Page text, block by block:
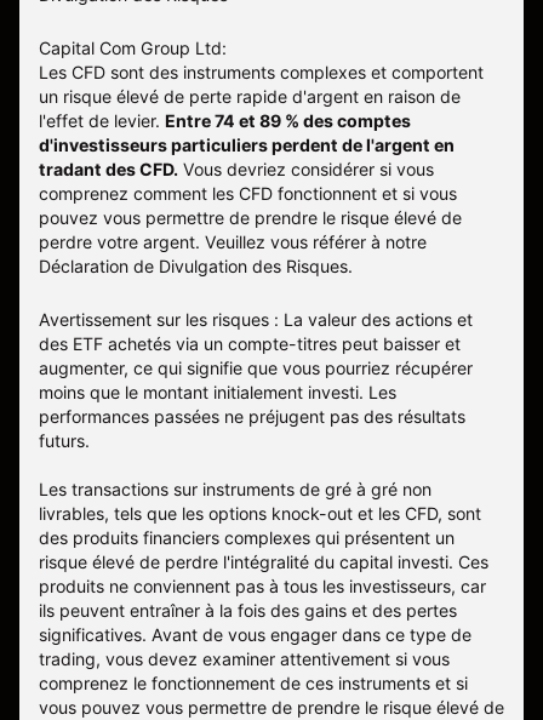
Capital Com Group Ltd:
Les CFD sont des instruments complexes et comportent
un risque élevé de perte rapide d'argent en raison de
l'effet de levier. Entre 74 et 89 % des comptes
d'investisseurs particuliers perdent de l'argent en
tradant des CFD. Vous devriez considérer si vous
comprenez comment les CFD fonctionnent et si vous
pouvez vous permettre de prendre le risque élevé de
perdre votre argent. Veuillez vous référer à notre
Déclaration de Divulgation des Risques.
Avertissement sur les risques : La valeur des actions et
des ETF achetés via un compte-titres peut baisser et
augmenter, ce qui signifie que vous pourriez récupérer
moins que le montant initialement investi. Les
performances passées ne préjugent pas des résultats
futurs.
Les transactions sur instruments de gré à gré non
livrables, tels que les options knock-out et les CFD, sont
des produits financiers complexes qui présentent un
risque élevé de perdre l'intégralité du capital investi. Ces
produits ne conviennent pas à tous les investisseurs, car
ils peuvent entraîner à la fois des gains et des pertes
significatives. Avant de vous engager dans ce type de
trading, vous devez examiner attentivement si vous
comprenez le fonctionnement de ces instruments et si
vous pouvez vous permettre de prendre le risque élevé de